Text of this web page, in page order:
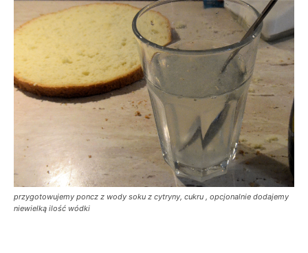
przygotowujemy poncz z wody soku z cytryny, cukru , opcjonalnie dodajemy
niewielką ilość wódki